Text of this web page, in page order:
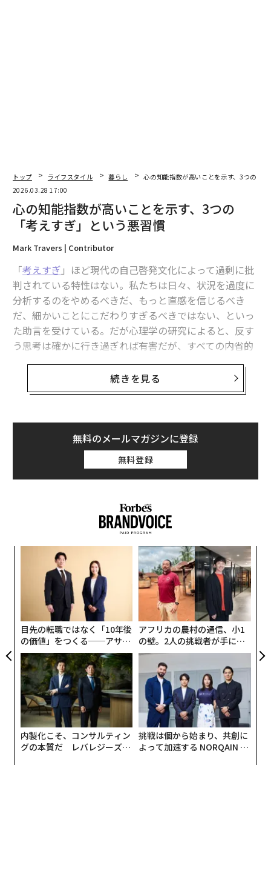
最新号の購入はこちらから
メンバーシップに登録する
関連記事
心の知能指数が高いことを示す、3つの「考えすぎ」という悪習慣
男性は女性より「1カ月早く」恋に落ちる、33カ国の調査で判明した恋愛リ
ズムの男女差
成功している人があえて無視する2つの「生産性向上のルール」
世界情勢が悪化するとカップルの対立が増える3つの理由
リーダー/リーダーシップ
ウェルネス/ウェルビーイング
advertisement
トップ ライフスタイル 暮らし
心の知能指数が高いことを示す、3つの「
2026.03.28 17:00
心の知能指数が高いことを示す、3つの
「考えすぎ」という悪習慣
Mark Travers | Contributor
「考えすぎ 」ほど現代の自己啓発文化によって過剰に批
判されている特性はない。私たちは日々、状況を過度に
分析するのをやめるべきだ、もっと直感を信じるべき
だ、細かいことにこだわりすぎるべきではない、といっ
た助言を受けている。だが心理学の研究によると、反す
う思考は確かに行き過ぎれば有害だが、すべての内省的
な思考が問題だというわけではない。実際には、側から
は考えすぎに見える習慣の中には高い感情的知性（EQ）
を示しているものもある。
感情的知性とは自身や他者の感情を的確に理解・調整
し、対応する能力のことだ。感情的知性が高い人は通
常、感情に関する情報に注意深く、対人関係をどのよう
に解釈するかについても慎重だ。この注意深さは時に考
えすぎのように見えることもあるが、意図的に建設的な
されている自分の中での処理を反映している。
知性を示していることが多い「考えすぎ」の習慣を3つ
紹介する。
続きを見る
無料のメールマガジンに登録
無料登録
目先の転職ではなく「10年後
の価値」をつくる──アサイ
ンの長期伴走型支援とは
アフリカの農村の通信、小1
の壁。2人の挑戦者が手にし
た「次なる武器」
内製化こそ、コンサルティン
グの本質だ レバレジーズが
挑戦は個から始まり、共創に
よって加速する NORQAIN JA